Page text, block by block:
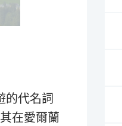
的代名詞
在愛爾蘭